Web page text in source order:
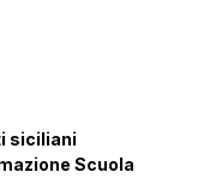
siciliani
Scuola